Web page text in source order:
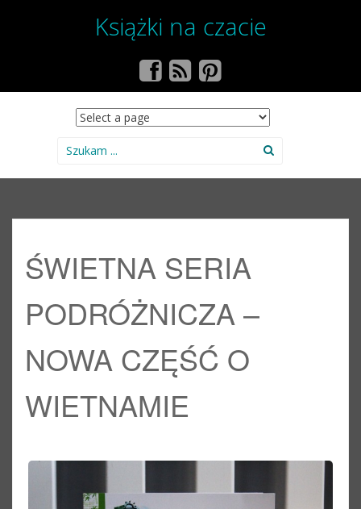
Książki na czacie
SKIP TO CONTENT
Search for:
ŚWIETNA SERIA
PODRÓŻNICZA –
NOWA CZĘŚĆ O
WIETNAMIE